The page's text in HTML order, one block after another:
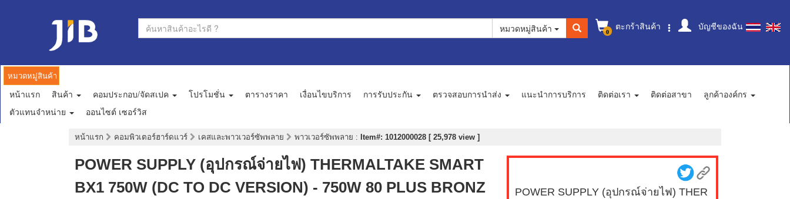
0 ตะกร้าสินค้า บัญชีของฉัน
หมวดหมู่สินค้า
หมวดหมู่สินค้า
หน้าแรก สินค้า คอมประกอบ/จัดสเปค โปรโมชั่น ตารางราคา เงื่อนไขบริการ การรับประกัน ตรวจสอบการนำส่ง แนะนำการบริการ ติดต่อเรา ติดต่อสาขา
ลูกค้าองค์กร
ตัวแทนจำหน่าย
ออนไซต์ เซอร์วิส
หน้าแรก คอมพิวเตอร์ฮาร์ดแวร์ เคสและพาวเวอร์ซัพพลาย พาวเวอร์ซัพพลาย : Item#: 1012000028 [ 25,978 view ]
POWER SUPPLY (อุปกรณ์จ่ายไฟ) THERMALTAKE SMART
BX1 750W (DC TO DC VERSION) - 750W 80 PLUS BRONZ
POWER SUPPLY (อุปกรณ์จ่ายไฟ) THER